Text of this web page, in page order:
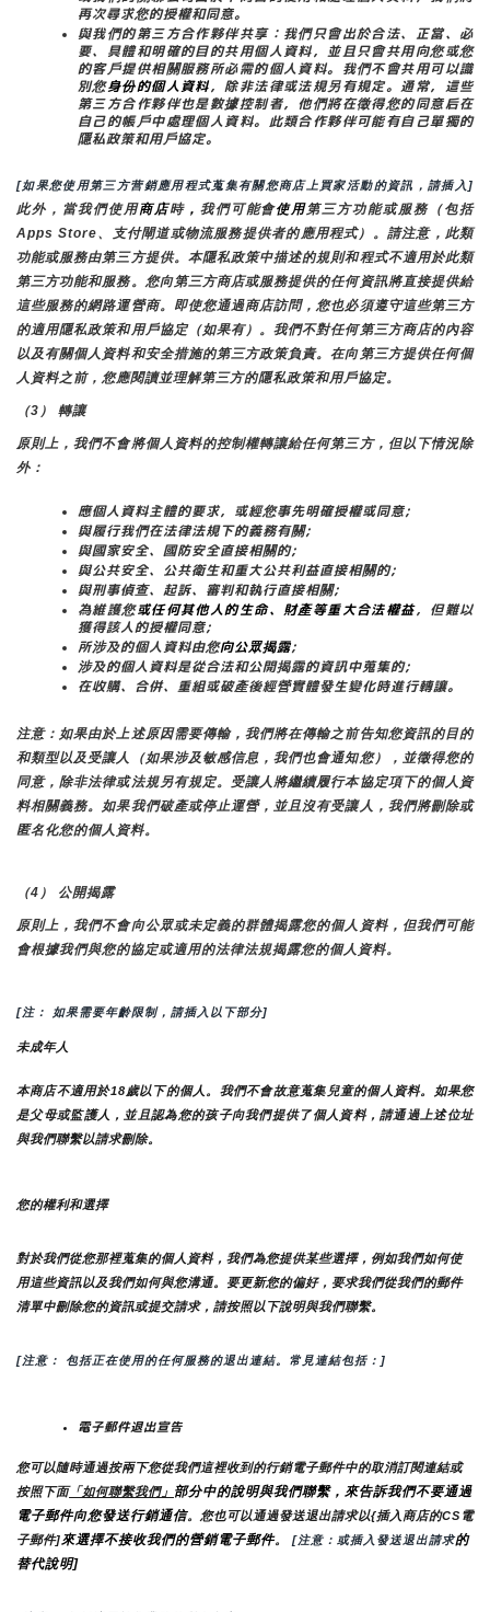
再次尋求您的授權和同意。
與我們的第三方合作夥伴共享：我們只會出於合法、正當、必
要、具體和明確的目的共用個人資料，並且只會共用向您或您
的客戶提供相關服務所必需的個人資料。我們不會共用可以識
別您身份的個人資料，除非法律或法規另有規定。通常，這些
第三方合作夥伴也是數據控制者，他們將在徵得您的同意后在
自己的帳戶中處理個人資料。此類合作夥伴可能有自己單獨的
隱私政策和用戶協定。
[如果您使用第三方营銷應用程式蒐集有關您商店上買家活動的資訊，請插入]
此外，當我們使用商店時， 我們可能會使用第三方功能或服務（包括
Apps Store、支付閘道或物流服務提供者的應用程式）。請注意，此類
功能或服務由第三方提供。本隱私政策中描述的規則和程式不適用於此類
第三方功能和服務。您向第三方商店或服務提供的任何資訊將直接提供給
這些服務的網路運營商。即使您通過商店訪問，您也必須遵守這些第三方
的適用隱私政策和用戶協定（如果有）。我們不對任何第三方商店的內容
以及有關個人資料和安全措施的第三方政策負責。在向第三方提供任何個
人資料之前，您應閱讀並理解第三方的隱私政策和用戶協定。
（3） 轉讓
原則上，我們不會將個人資料的控制權轉讓給任何第三方，但以下情況除
外：
應個人資料主體的要求，或經您事先明確授權或同意;
與履行我們在法律法規下的義務有關;
與國家安全、國防安全直接相關的;
與公共安全、公共衛生和重大公共利益直接相關的;
與刑事偵查、起訴、審判和執行直接相關;
為維護您或任何其他人的生命、財產等重大合法權益，但難以
獲得該人的授權同意;
所涉及的個人資料由您向公眾揭露;
涉及的個人資料是從合法和公開揭露的資訊中蒐集的;
在收購、合併、重組或破產後經營實體發生變化時進行轉讓。
注意：如果由於上述原因需要傳輸，我們將在傳輸之前告知您資訊的目的
和類型以及受讓人（如果涉及敏感信息，我們也會通知您），並徵得您的
同意，除非法律或法規另有規定。受讓人將繼續履行本協定項下的個人資
料相關義務。如果我們破產或停止運營，並且沒有受讓人，我們將刪除或
匿名化您的個人資料。
（4） 公開揭露
原則上，我們不會向公眾或未定義的群體揭露您的個人資料，但我們可能
會根據我們與您的協定或適用的法律法規揭露您的個人資料。
[注： 如果需要年齡限制，請插入以下部分]
未成年人
本商店不適用於18歲以下的個人。我們不會故意蒐集兒童的個人資料。如果您
是父母或監護人，並且認為您的孩子向我們提供了個人資料，請通過上述位址
與我們聯繫以請求刪除。
您的權利和選擇
對於我們從您那裡蒐集的個人資料，我們為您提供某些選擇，例如我們如何使
用這些資訊以及我們如何與您溝通。要更新您的偏好，要求我們從我們的郵件
清單中刪除您的資訊或提交請求，請按照以下說明與我們聯繫。
[注意： 包括正在使用的任何服務的退出連結。常見連結包括：]
電子郵件退出宣告
您可以隨時通過按兩下您從我們這裡收到的行銷電子郵件中的取消訂閱連結或
按照下面「如何聯繫我們」 部分中的說明與我們聯繫，來告訴我們不要通過
電子郵件向您發送行銷通信。您也可以通過發送退出請求以{插入商店的CS電
子郵件]來選擇不接收我們的營銷電子郵件。 [注意：或插入發送退出請求的
替代說明]